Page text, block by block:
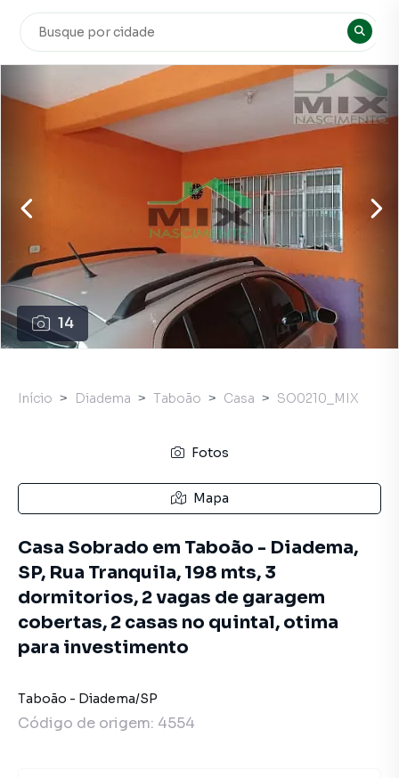
14
Início Diadema Taboão Casa SO0210_MIX
Fotos
Mapa
Casa Sobrado em Taboão - Diadema,
SP, Rua Tranquila, 198 mts, 3
dormitorios, 2 vagas de garagem
cobertas, 2 casas no quintal, otima
para investimento
Taboão - Diadema/SP
Código de origem: 4554